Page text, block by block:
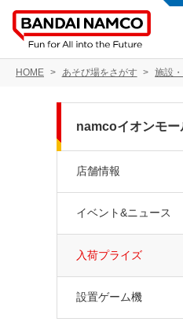
HOME あそび場をさがす 施設
namcoイオンモー
店舗情報
イベント&ニュース
入荷プライズ
設置ゲーム機